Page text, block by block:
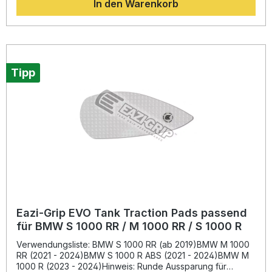
Körperbewegungen und trägt so zu einer entspannten,
stabilen Fahrweise bei. Die Traktionspads bestehen aus
einem abriebfesten Material, das durch seine klare oder
angepasst werden kann. Die rückstandsfreie Klebeschicht
beschädigen, selbst bei wiederholtem Entfernen. Diese
Pads werden von zahlreichen Rennteams wie Quattro Plant
Kawasaki, T3 Racing, ILR Racing und Chris Walker Racing
Stabilität beim Fahren Hochfeste, lackschonende
In den Warenkorb
Tipp
Eazi-Grip EVO Tank Traction Pads passend
für BMW S 1000 RR / M 1000 RR / S 1000 R
Verwendungsliste: BMW S 1000 RR (ab 2019)BMW M 1000
RR (2021 - 2024)BMW S 1000 R ABS (2021 - 2024)BMW M
1000 R (2023 - 2024)Hinweis: Runde Aussparung für